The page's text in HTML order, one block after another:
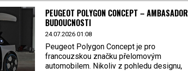
PEUGEOT POLYGON CONCEPT – AMBASADOR
BUDOUCNOSTI
24.07.2026 01:08
Peugeot Polygon Concept je pro
francouzskou značku přelomovým
automobilem. Nikoliv z pohledu designu,